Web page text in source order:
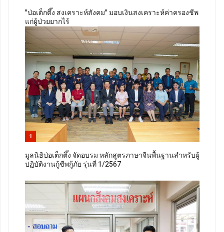
"ป่อเต็กตึ๊ง สงเคราะห์สังคม" มอบเงินสงเคราะห์ค่าครองชีพ
แก่ผู้ป่วยยากไร้
1
มูลนิธิป่อเต็กตึ๊ง จัดอบรม หลักสูตรภาษาจีนพื้นฐานสำหรับผู้
ปฏิบัติงานกู้ชีพกู้ภัย รุ่นที่ 1/2567